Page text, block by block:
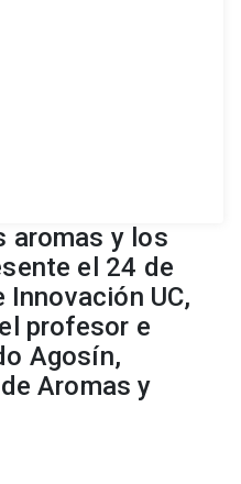
aromas y los
el 24 de
UC,
profesor e
Agosín,
Aromas y